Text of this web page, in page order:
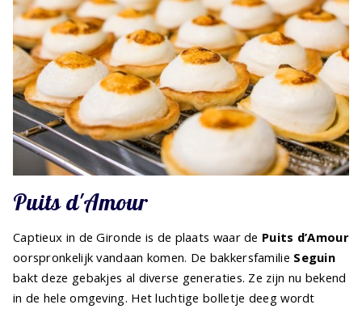
Puits d'Amour
Captieux in de Gironde is de plaats waar de Puits d’Amour
oorspronkelijk vandaan komen. De bakkersfamilie Seguin
bakt deze gebakjes al diverse generaties. Ze zijn nu bekend
in de hele omgeving. Het luchtige bolletje deeg wordt